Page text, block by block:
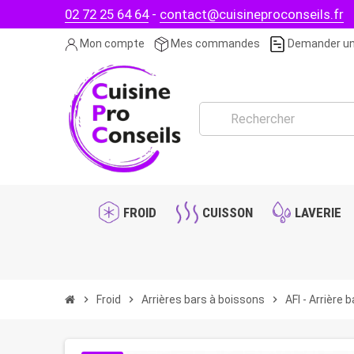
02 72 25 64 64- contact@cuisineproconseils.fr
Mon compte Mes commandes Demander
FROID CUISSON LAVERIE
chevron_right Froid chevron_right Arrières bars à boissons chevron_right AFI - Arrière